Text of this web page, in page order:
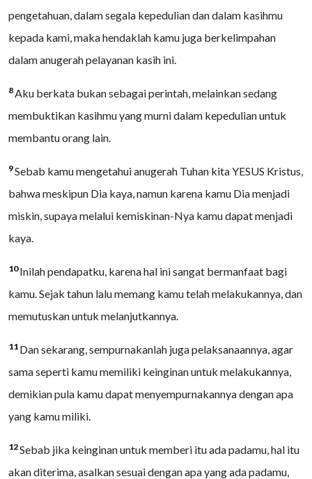
pengetahuan, dalam segala kepedulian dan dalam kasihmu
kepada kami, maka hendaklah kamu juga berkelimpahan
dalam anugerah pelayanan kasih ini.
8Aku berkata bukan sebagai perintah, melainkan sedang
membuktikan kasihmu yang murni dalam kepedulian untuk
membantu orang lain.
9Sebab kamu mengetahui anugerah Tuhan kita YESUS Kristus,
bahwa meskipun Dia kaya, namun karena kamu Dia menjadi
miskin, supaya melalui kemiskinan-Nya kamu dapat menjadi
kaya.
10Inilah pendapatku, karena hal ini sangat bermanfaat bagi
kamu. Sejak tahun lalu memang kamu telah melakukannya, dan
memutuskan untuk melanjutkannya.
11 Dan sekarang, sempurnakanlah juga pelaksanaannya, agar
sama seperti kamu memiliki keinginan untuk melakukannya,
demikian pula kamu dapat menyempurnakannya dengan apa
yang kamu miliki.
12Sebab jika keinginan untuk memberi itu ada padamu, hal itu
akan diterima, asalkan sesuai dengan apa yang ada padamu,